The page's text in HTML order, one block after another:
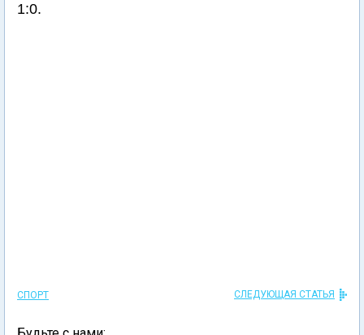
1:0.
СПОРТ СЛЕДУЮЩАЯ СТАТЬЯ